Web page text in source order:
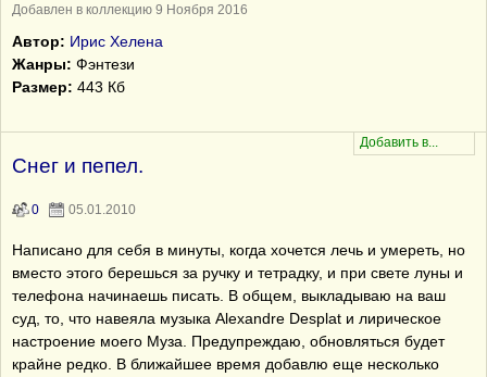
Добавлен в коллекцию 9 Ноября 2016
Автор: Ирис Хелена
Жанры: Фэнтези
Размер: 443 Кб
Снег и пепел.
0 05.01.2010
Написано для себя в минуты, когда хочется лечь и умереть, но
вместо этого берешься за ручку и тетрадку, и при свете луны и
телефона начинаешь писать. В общем, выкладываю на ваш
суд, то, что навеяла музыка Alexandre Desplat и лирическое
настроение моего Муза. Предупреждаю, обновляться будет
крайне редко. В ближайшее время добавлю еще несколько